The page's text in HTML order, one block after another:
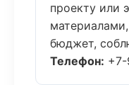
проекту или
бюджет,
Телефон: